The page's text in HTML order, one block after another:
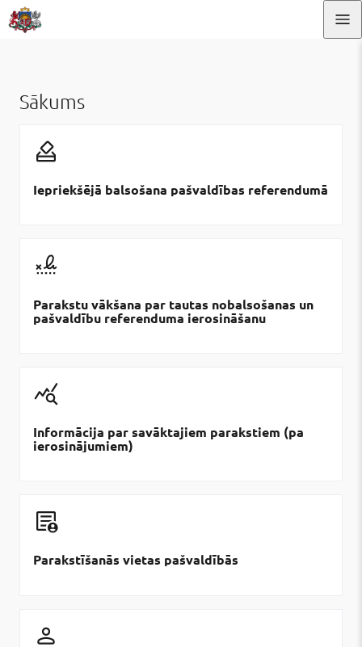
Pāriet uz lapas saturu
Sākums
Iepriekšējā balsošana pašvaldības referendumā
Parakstu vākšana par tautas nobalsošanas un
pašvaldību referenduma ierosināšanu
Informācija par savāktajiem parakstiem (pa
ierosinājumiem)
Parakstīšanās vietas pašvaldībās